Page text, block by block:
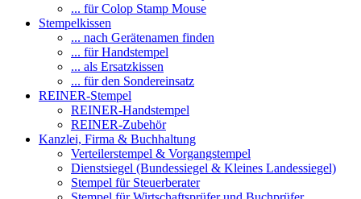
... für Colop Stamp Mouse
Stempelkissen
... nach Gerätenamen finden
... für Handstempel
... als Ersatzkissen
... für den Sondereinsatz
REINER-Stempel
REINER-Handstempel
REINER-Zubehör
Kanzlei, Firma & Buchhaltung
Verteilerstempel & Vorgangstempel
Dienstsiegel (Bundessiegel & Kleines Landessiegel)
Stempel für Steuerberater